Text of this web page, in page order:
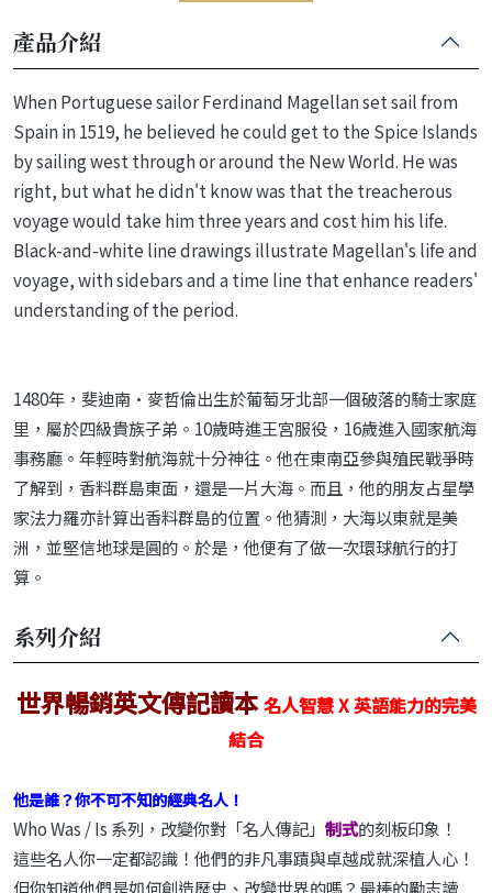
產品介紹
When Portuguese sailor Ferdinand Magellan set sail from
Spain in 1519, he believed he could get to the Spice Islands
by sailing west through or around the New World. He was
right, but what he didn't know was that the treacherous
voyage would take him three years and cost him his life.
Black-and-white line drawings illustrate Magellan's life and
voyage, with sidebars and a time line that enhance readers'
understanding of the period.
1480年，斐迪南·麥哲倫出生於葡萄牙北部一個破落的騎士家庭
里，屬於四級貴族子弟。10歲時進王宮服役，16歲進入國家航海
事務廳。年輕時對航海就十分神往。他在東南亞參與殖民戰爭時
了解到，香料群島東面，還是一片大海。而且，他的朋友占星學
家法力羅亦計算出香料群島的位置。他猜測，大海以東就是美
洲，並堅信地球是圓的。於是，他便有了做一次環球航行的打
算。
系列介紹
世界暢銷英文傳記讀本名人智慧 X 英語能力的完美
結合
他是誰？你不可不知的經典名人！
Who Was / Is 系列，改變你對「名人傳記」 制式的刻板印象！
這些名人你一定都認識！他們的非凡事蹟與卓越成就深植人心！
但你知道他們是如何創造歷史、改變世界的嗎？最棒的勵志讀